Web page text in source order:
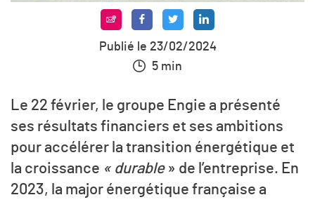
Publié le 23/02/2024
5 min
Le 22 février, le groupe Engie a présenté
ses résultats financiers et ses ambitions
pour accélérer la transition énergétique et
la croissance « durable» de l’entreprise. En
2023, la major énergétique française a